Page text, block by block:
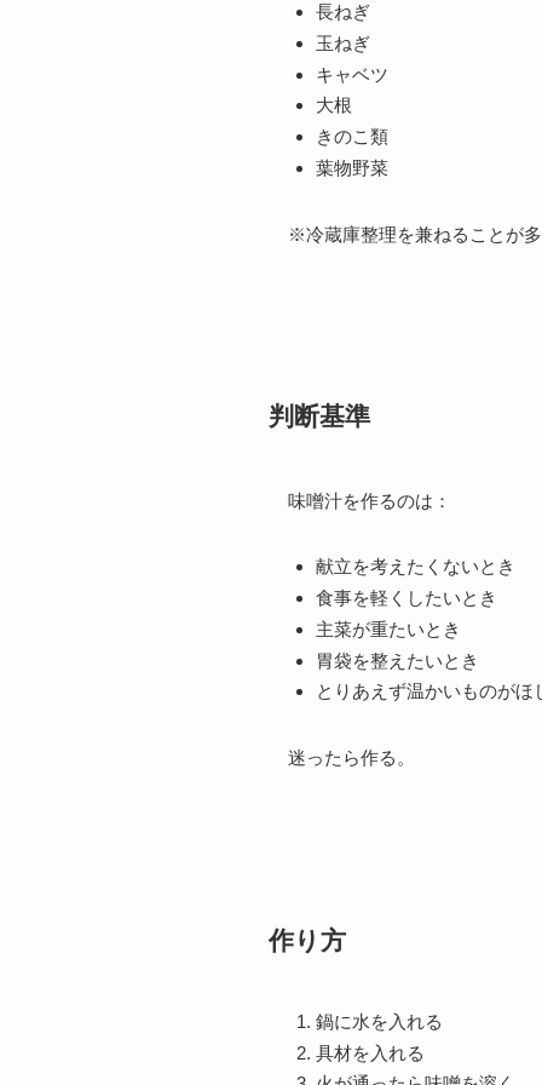
長ねぎ
玉ねぎ
キャベツ
大根
きのこ類
葉物野菜
※冷蔵庫整理を兼ねることが
判断基準
味噌汁を作るのは：
献立を考えたくないとき
食事を軽くしたいとき
主菜が重たいとき
胃袋を整えたいとき
とりあえず温かいものがほ
迷ったら作る。
作り方
鍋に水を入れる
具材を入れる